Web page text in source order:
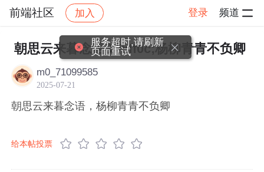
前端社区 加入 登录 频道
社区 前端社区 感慨 帖子详情
朝思云来暮念语&#xff0c;杨柳青青不负卿
m0_71099585
2025-07-21
朝思云来暮念语，杨柳青青不负卿
给本帖投票
服务超时,请刷新
页面重试